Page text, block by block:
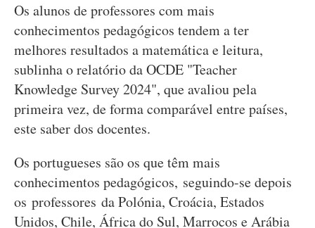
Os alunos de professores com mais
conhecimentos pedagógicos tendem a ter
melhores resultados a matemática e leitura,
sublinha o relatório da OCDE "Teacher
Knowledge Survey 2024", que avaliou pela
primeira vez, de forma comparável entre países,
este saber dos docentes.
Os portugueses são os que têm mais
conhecimentos pedagógicos, seguindo-se depois
os professores da Polónia, Croácia, Estados
Unidos, Chile, África do Sul, Marrocos e Arábia